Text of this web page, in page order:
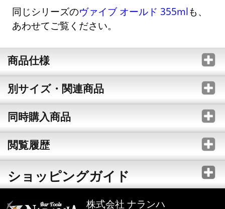
同じシリーズのヴァイブ オールド 355mlも、
あわせてご覧ください。
商品仕様
別サイズ・関連商品
同時購入商品
閲覧履歴
ショッピングガイド
株式会社 ナランハ